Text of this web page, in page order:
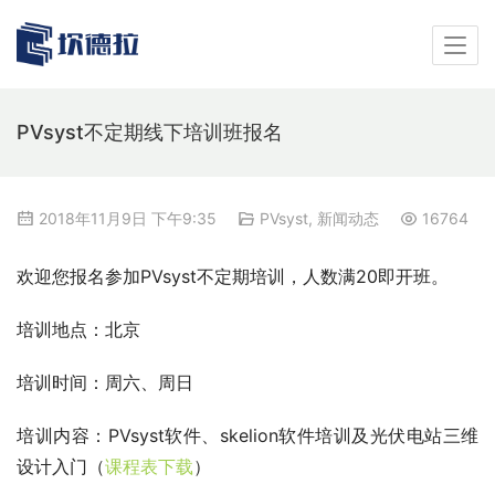
PVsyst不定期线下培训班报名
2018年11月9日 下午9:35 PVsyst, 新闻动态 16764
欢迎您报名参加PVsyst不定期培训，人数满20即开班。
培训地点：北京
培训时间：周六、周日
培训内容：PVsyst软件、skelion软件培训及光伏电站三维
设计入门（课程表下载）